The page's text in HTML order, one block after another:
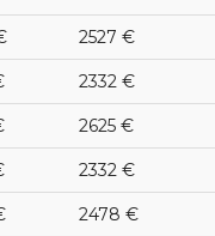
2527 €
2332 €
2625 €
2332 €
2478 €